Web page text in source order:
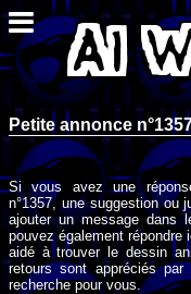
Petite annonce
Si vous avez une
n°1357, une suggestion ou
ajouter un message dans
pouvez également
aidé à trouver le dessin
retours sont appréciés
recherche pour vous.